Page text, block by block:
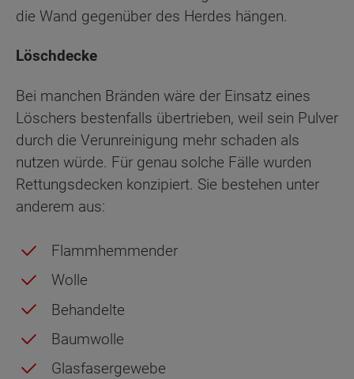
die Wand gegenüber des Herdes hängen.
Löschdecke
Bei manchen Bränden wäre der Einsatz eines
Löschers bestenfalls übertrieben, weil sein Pulver
durch die Verunreinigung mehr schaden als
nutzen würde. Für genau solche Fälle wurden
Rettungsdecken konzipiert. Sie bestehen unter
anderem aus:
Flammhemmender
Wolle
Behandelte
Baumwolle
Glasfasergewebe